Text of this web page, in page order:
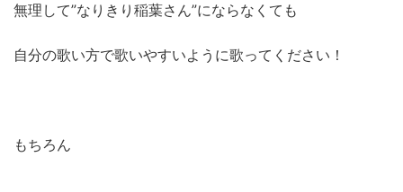
無理して”なりきり稲葉さん”にならなくても
自分の歌い方で歌いやすいように歌ってください！
もちろん